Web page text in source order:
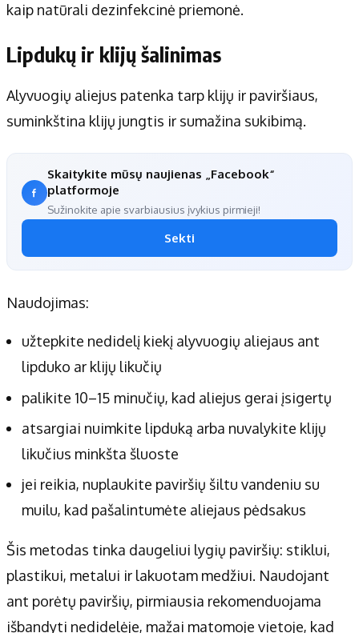
kaip natūrali dezinfekcinė priemonė.
Lipdukų ir klijų šalinimas
Alyvuogių aliejus patenka tarp klijų ir paviršiaus,
suminkština klijų jungtis ir sumažina sukibimą.
Skaitykite mūsų naujienas „Facebook“
platformoje
Sužinokite apie svarbiausius įvykius pirmieji!
Sekti
Naudojimas:
užtepkite nedidelį kiekį alyvuogių aliejaus ant
lipduko ar klijų likučių
palikite 10–15 minučių, kad aliejus gerai įsigertų
atsargiai nuimkite lipduką arba nuvalykite klijų
likučius minkšta šluoste
jei reikia, nuplaukite paviršių šiltu vandeniu su
muilu, kad pašalintumėte aliejaus pėdsakus
Šis metodas tinka daugeliui lygių paviršių: stiklui,
plastikui, metalui ir lakuotam medžiui. Naudojant
ant porėtų paviršių, pirmiausia rekomenduojama
išbandyti nedidelėje, mažai matomoje vietoje, kad